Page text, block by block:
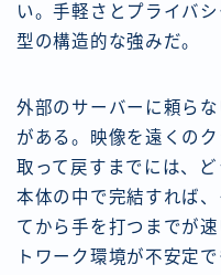
い。手軽さとプライバ
型の構造的な強みだ。
外部のサーバーに頼ら
がある。映像を遠くの
取って戻すまでには、ど
本体の中で完結すれば
てから手を打つまでが
トワーク環境が不安定